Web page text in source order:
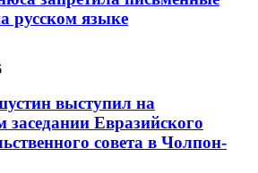
русском языке
выступил на
Евразийского
совета в Чолпон-